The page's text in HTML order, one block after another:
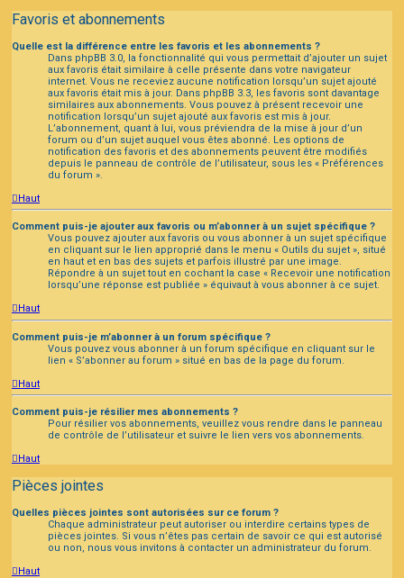
Favoris et abonnements
Quelle est la différence entre les favoris et les abonnements ?
Dans phpBB 3.0, la fonctionnalité qui vous permettait d’ajouter un sujet
aux favoris était similaire à celle présente dans votre navigateur
internet. Vous ne receviez aucune notification lorsqu’un sujet ajouté
aux favoris était mis à jour. Dans phpBB 3.3, les favoris sont davantage
similaires aux abonnements. Vous pouvez à présent recevoir une
notification lorsqu’un sujet ajouté aux favoris est mis à jour.
L’abonnement, quant à lui, vous préviendra de la mise à jour d’un
forum ou d’un sujet auquel vous êtes abonné. Les options de
notification des favoris et des abonnements peuvent être modifiés
depuis le panneau de contrôle de l’utilisateur, sous les « Préférences
du forum ».
Haut
Comment puis-je ajouter aux favoris ou m’abonner à un sujet spécifique ?
Vous pouvez ajouter aux favoris ou vous abonner à un sujet spécifique
en cliquant sur le lien approprié dans le menu « Outils du sujet », situé
en haut et en bas des sujets et parfois illustré par une image.
Répondre à un sujet tout en cochant la case « Recevoir une notification
lorsqu’une réponse est publiée » équivaut à vous abonner à ce sujet.
Haut
Comment puis-je m’abonner à un forum spécifique ?
Vous pouvez vous abonner à un forum spécifique en cliquant sur le
lien « S’abonner au forum » situé en bas de la page du forum.
Haut
Comment puis-je résilier mes abonnements ?
Pour résilier vos abonnements, veuillez vous rendre dans le panneau
de contrôle de l’utilisateur et suivre le lien vers vos abonnements.
Haut
Pièces jointes
Quelles pièces jointes sont autorisées sur ce forum ?
Chaque administrateur peut autoriser ou interdire certains types de
pièces jointes. Si vous n’êtes pas certain de savoir ce qui est autorisé
ou non, nous vous invitons à contacter un administrateur du forum.
Haut